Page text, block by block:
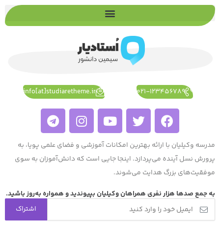
021-123456789
info[at]studiaretheme.ir
مدرسه وکیلیان با ارائه بهترین امکانات آموزشی و فضای علمی پویا، به
پرورش نسل آینده می‌پردازد. اینجا جایی است که دانش‌آموزان به سوی
موفقیت‌های بزرگ هدایت می‌شوند.
به جمع صد‌ها هزار نفری همراهان وکیلیان بپیوندید و همواره به‌روز باشید.